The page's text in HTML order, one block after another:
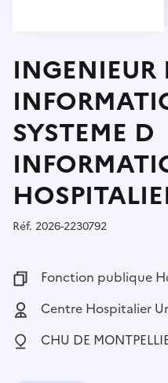
SYSTEME D
Réf. Référence :
2026-2230792
Fonction publique :
Fonction publique
Employeur :
Centre Hospitalier
Localisation :
CHU DE